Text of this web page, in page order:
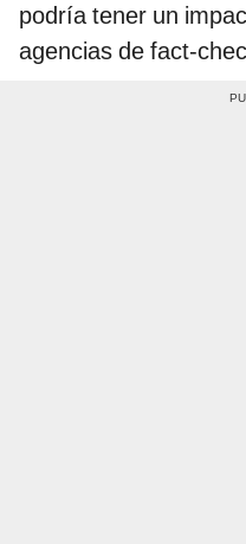
podría tener un
agencias de fact-